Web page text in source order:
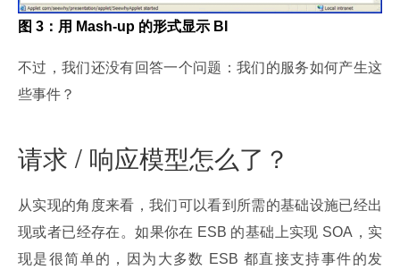
图 3：用 Mash-up 的形式显示 BI
不过，我们还没有回答一个问题：我们的服务如何产生这
些事件？
请求 / 响应模型怎么了？
从实现的角度来看，我们可以看到所需的基础设施已经出
现或者已经存在。如果你在 ESB 的基础上实现 SOA，实
现是很简单的，因为大多数 ESB 都直接支持事件的发